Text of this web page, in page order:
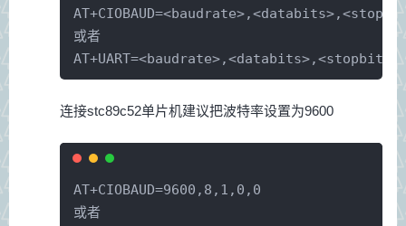
或者
连接stc89c52单片机建议把波特率设置为9600
AT+CIOBAUD=9600,8,1,0,0
或者